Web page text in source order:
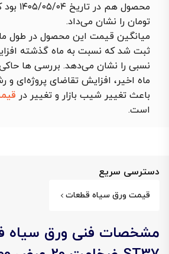
تومان را نشان می‌داد.
ثبت شد که نسبت به ماه گذشته
نسبی را نشان می‌دهد. بررسی ها
ماه اخیر، افزایش تقاضای پروژه‌ای و
باعث تغییر شیب بازار و تغییر در
است.
دسترسی سریع
قیمت ورق سیاه قطعات
مشخصات فنی ورق سیاه